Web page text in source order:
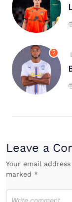
2
Leave a
Your email
marked *